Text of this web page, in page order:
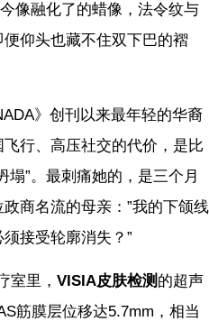
像融化了的蜡像，法令纹与
仰头也藏不住双下巴的褶
》创刊以来最年轻的华裔
行、高压社交的代价，是比
塌”。最刺痛她的，是三个月
商名流的母亲：”我的下颌线
接受轮廓消失？”
室里， VISIA皮肤检测 的超声
筋膜层位移达5.7mm，相当